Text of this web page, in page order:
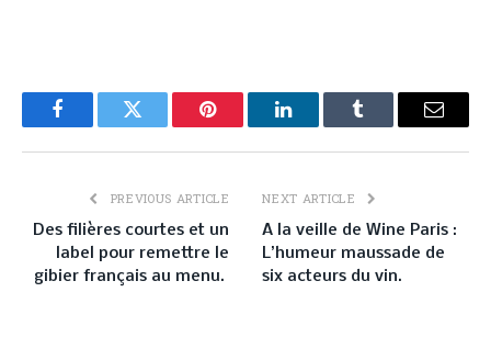
FacebookTwitter Pinterest LinkedInTumblr Email
PREVIOUS ARTICLE
Des filières courtes et un
label pour remettre le
gibier français au menu.
NEXT ARTICLE
A la veille de Wine Paris :
L’humeur maussade de
six acteurs du vin.